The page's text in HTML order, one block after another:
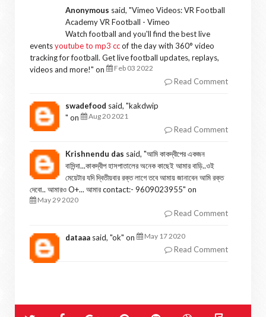
Anonymous said, "Vimeo Videos: VR Football
Academy VR Football - Vimeo
Watch football and you'll find the best live
eventsyoutube to mp3 ccof the day with 360° video
tracking for football. Get live football updates, replays,
videos and more!" on Feb 03 2022
Read Comment
swadefood said, "kakdwip
" on
Aug 20 2021
Read Comment
Krishnendu das said, "আমি কাকদ্বীপের একজন
বাসিন্দা...কাকদ্বীপ হাসপাতালের অনেক কাছেই আমার বাড়ি..ওই
মেয়েটার যদি দ্বিতীয়বার রক্ত লাগে তবে আমায় জানাবেন আমি রক্ত
দেবো.. আমারও O+... আমার contact:- 9609023955" on
May 29 2020
Read Comment
dataaa said, "ok" on May 17 2020
Read Comment